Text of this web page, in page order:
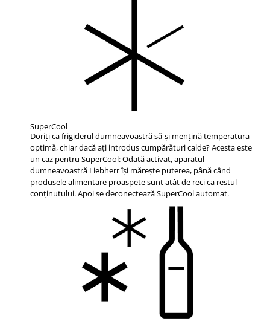
SuperCool
Doriţi ca frigiderul dumneavoastră să-şi menţină temperatura
optimă, chiar dacă aţi introdus cumpărături calde? Acesta este
un caz pentru SuperCool: Odată activat, aparatul
dumneavoastră Liebherr îşi măreşte puterea, până când
produsele alimentare proaspete sunt atât de reci ca restul
conţinutului. Apoi se deconectează SuperCool automat.